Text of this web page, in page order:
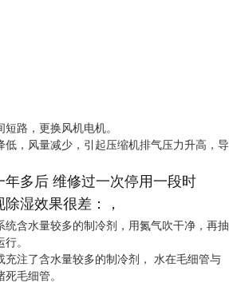
路，更换风机电机。
低，风量减少，引起压缩机排气压力升高，导
年多后 维修过一次停用一段时
湿效果很差：，
统含水量较多的制冷剂，用氮气吹干净，再抽
。
充注了含水量较多的制冷剂， 水在毛细管与
毛细管。